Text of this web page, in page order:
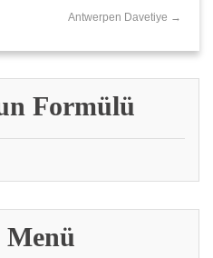
Antwerpen Davetiye →
Formülü
Menü